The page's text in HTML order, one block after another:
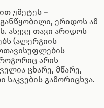
უმეტეს –
ერიდოს ამ
ასევე თავი არიდოს
(ალერგიის
არის
ცხარე, მწარე,
გამორიცხვა.